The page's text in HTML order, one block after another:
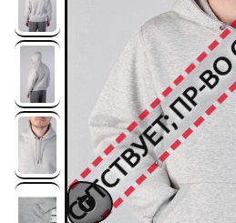
ОТСУТСТВУЕТ;